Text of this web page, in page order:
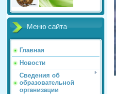
Меню сайта
Главная
Новости
Сведения об
образовательной
организации